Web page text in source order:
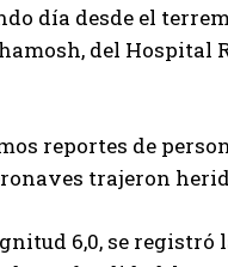
día desde el
del Hospital
reportes de
trajeron
6,0, se